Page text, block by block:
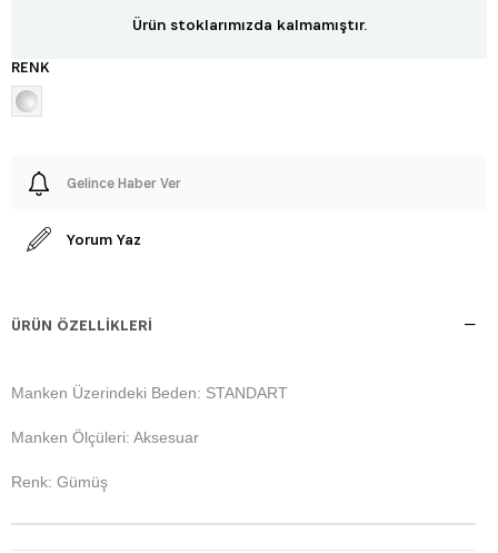
Ürün stoklarımızda kalmamıştır.
RENK
Gelince Haber Ver
Yorum Yaz
ÜRÜN ÖZELLIKLERI
Manken Üzerindeki Beden: STANDART
Manken Ölçüleri: Aksesuar
Renk: Gümüş